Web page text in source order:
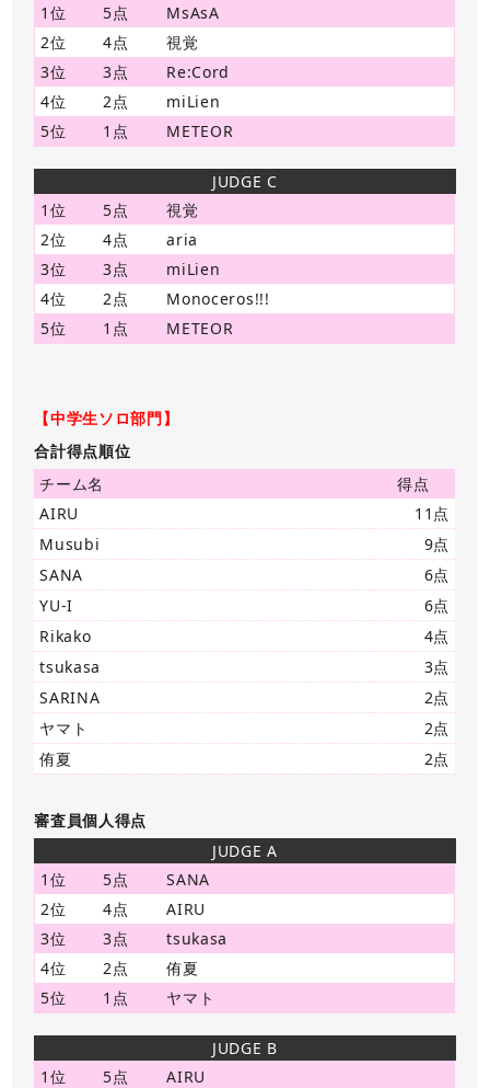
1位
5点
MsAsA
2位
4点
視覚
3位
3点
Re:Cord
4位
2点
miLien
5位
1点 METEOR
JUDGE C
1位
5点
視覚
2位
4点
aria
3位
3点
miLien
4位
2点
Monoceros!!!
5位
1点 METEOR
【中学生ソロ部門】
合計得点順位
チーム名
得点
AIRU
11点
Musubi
9点
SANA
6点
YU-I
6点
Rikako
4点
tsukasa
3点
SARINA
2点
ヤマト
2点
侑夏
2点
審査員個人得点
JUDGE A
1位
5点
SANA
2位
4点
AIRU
3位
3点
tsukasa
4位
2点
侑夏
5位
1点 ヤマト
JUDGE B
1位
5点
AIRU